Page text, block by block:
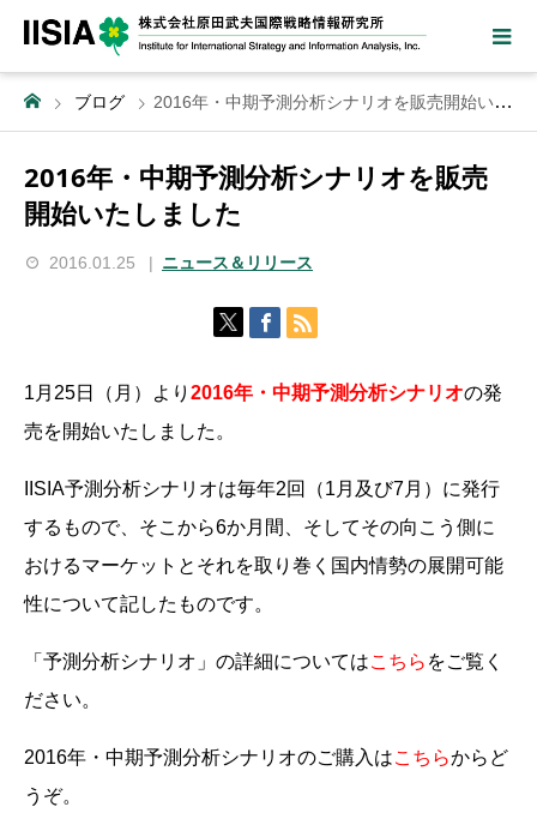
ブログ 2016年・中期予測分析シナリオを販売開始いたしました
2016年・中期予測分析シナリオを販売
開始いたしました
2016.01.25 ニュース＆リリース
1月25日（月）より 2016年・中期予測分析シナリオの発
売を開始いたしました。
IISIA予測分析シナリオは毎年2回（1月及び7月） に発行
するもので、そこから6か月間、そしてその向こう側に
おけるマーケットとそれを取り巻く国内情勢の展開可能
性について記したものです。
「予測分析シナリオ」の詳細についてはこちら をご覧く
ださい。
2016年・中期予測分析シナリオのご購入はこちらからど
うぞ。